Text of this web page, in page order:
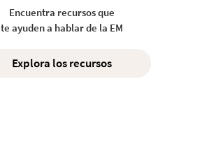
Encuentra recursos que
te ayuden a hablar de la EM
Explora los recursos